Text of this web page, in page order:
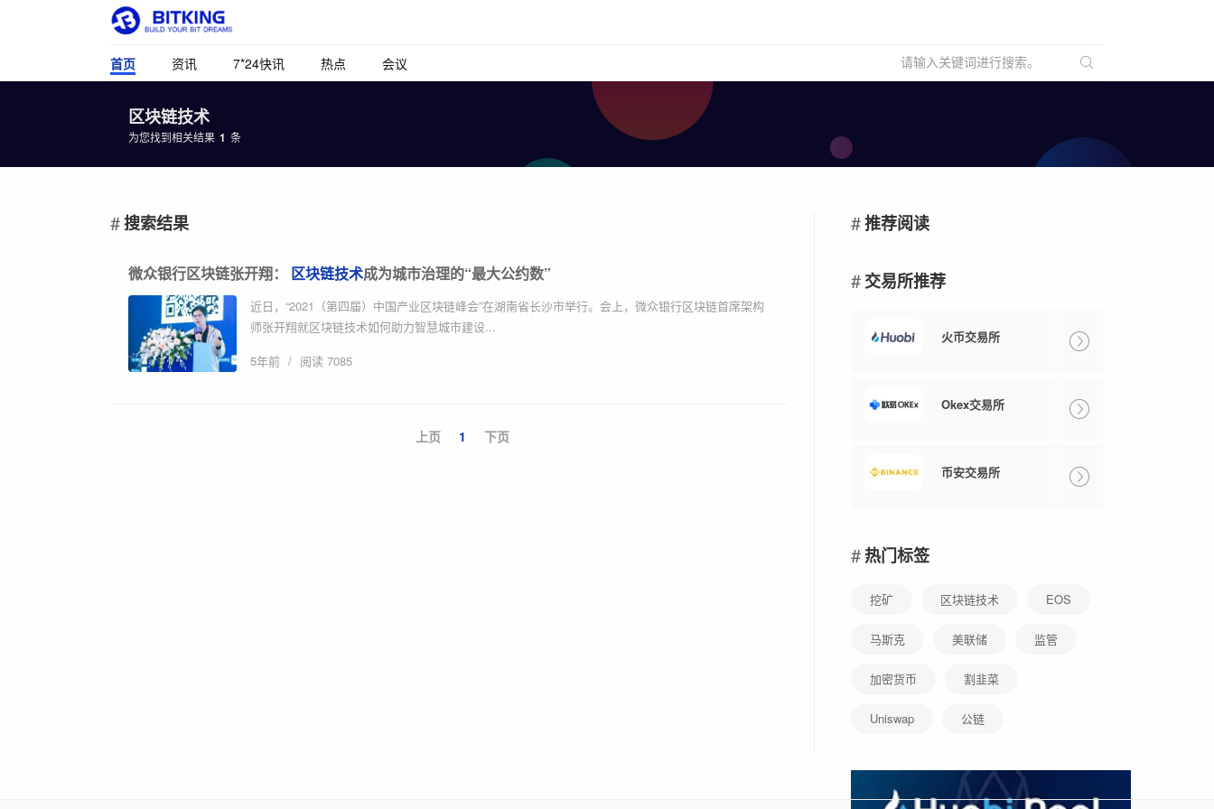
首页 资讯 7*24快讯 热点 会议
区块链技术
为您找到相关结果 1 条
搜索结果
微众银行区块链张开翔： 区块链技术成为城市治理的“最大公约数”
近日，“2021（第四届）中国产业区块链峰会”在湖南省长沙市举行。会上，微众银行区块链首席架构
师张开翔就区块链技术如何助力智慧城市建设...
5年前 / 阅读 7085
上页 1 下页
推荐阅读
交易所推荐
火币交易所
Okex交易所
币安交易所
热门标签
挖矿 区块链技术 EOS
马斯克 美联储 监管
加密货币 割韭菜
Uniswap 公链